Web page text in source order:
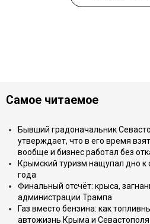
Самое читаемое
Бывший градоначальник
утверждает, что в его время
вообще и бизнес работал без
Крымский туризм нащупал дно к
года
Финальный отсчёт: крыса,
администрации Трампа
Газ вместо бензина: как
автожизнь Крыма и